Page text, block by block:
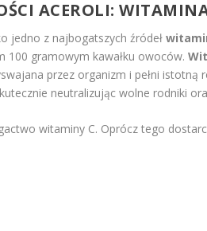
ACEROLI:
jedno z najbogatszych źródeł
100 gramowym kawałku owoców.
przez organizm i pełni istotną
neutralizując wolne rodniki
witaminy C. Oprócz tego